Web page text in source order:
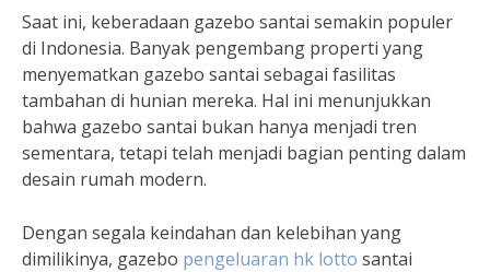
Saat ini, keberadaan gazebo santai semakin populer
di Indonesia. Banyak pengembang properti yang
menyematkan gazebo santai sebagai fasilitas
tambahan di hunian mereka. Hal ini menunjukkan
bahwa gazebo santai bukan hanya menjadi tren
sementara, tetapi telah menjadi bagian penting dalam
desain rumah modern.
Dengan segala keindahan dan kelebihan yang
dimilikinya, gazebo pengeluaran hk lotto santai